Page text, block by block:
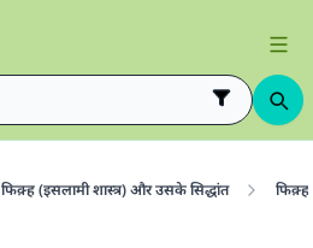
फिक़्ह (इसलामी शास्त्र) और उसके सिद्धांत फिक़्ह